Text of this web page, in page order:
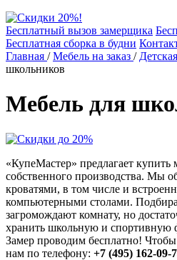
Бесплатный вызов замерщика
Бесплатная сборка в будни
Главная /Мебель на заказ /
школьников
Мебель для
«КупеМастер» предлагает купить
собственного производства. Мы
кроватями, в том числе и
компьютерными столами.
загромождают комнату, но
хранить школьную и спортивную
Замер проводим бесплатно! Чтобы
нам по телефону: +7 (495) 162-09-